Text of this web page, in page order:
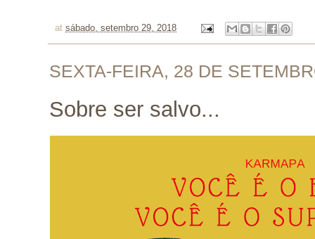
at sábado, setembro 29, 2018
SEXTA-FEIRA, 28 DE
Sobre ser salvo...